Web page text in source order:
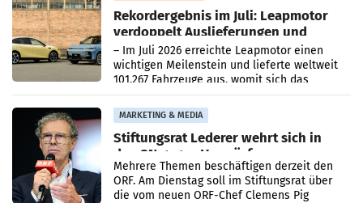
Rekordergebnis im Juli: Leapmotor
verdoppelt Auslieferungen und
überschreitet die 100.000er-Marke
– Im Juli 2026 erreichte Leapmotor einen
wichtigen Meilenstein und lieferte weltweit
101.267 Fahrzeuge aus, womit sich das
Ergebnis gegenüber Juli 2025 mehr als
verdoppelte (+102
MARKETING & MEDIA
Stiftungsrat Lederer wehrt sich in
den SN gegen Vorwürfe
Mehrere Themen beschäftigen derzeit den
ORF. Am Dienstag soll im Stiftungsrat über
die vom neuen ORF-Chef Clemens Pig